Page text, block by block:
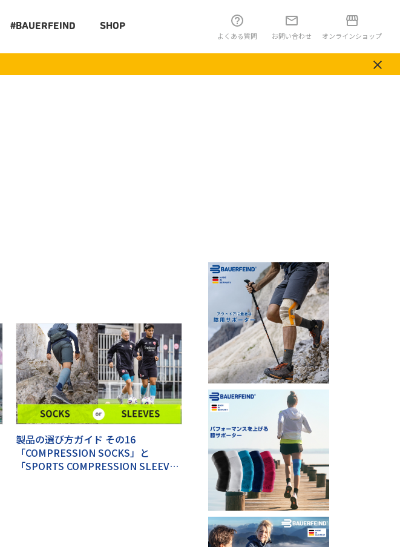
#BAUERFEIND SHOP
よくある質問 お問い合わせ オンラインショップ
製品の選び方ガイド その16
「COMPRESSION SOCKS」と
「SPORTS COMPRESSION SLEEV…